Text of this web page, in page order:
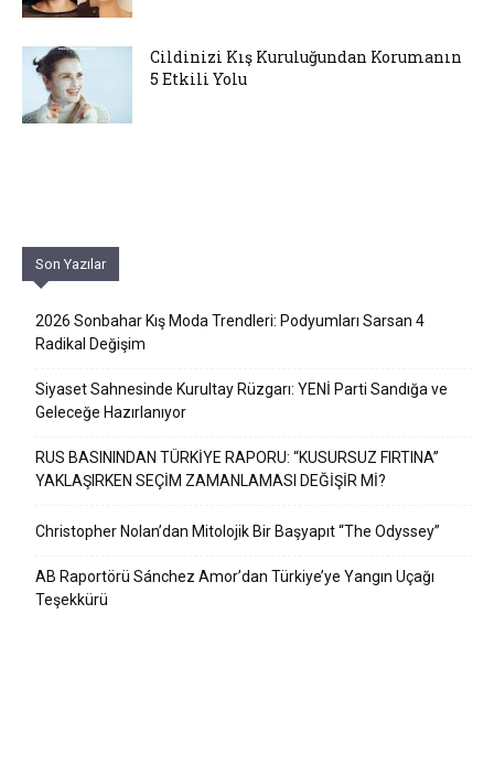
Cildinizi Kış Kuruluğundan Korumanın
5 Etkili Yolu
Son Yazılar
2026 Sonbahar Kış Moda Trendleri: Podyumları Sarsan 4
Radikal Değişim
Siyaset Sahnesinde Kurultay Rüzgarı: YENİ Parti Sandığa ve
Geleceğe Hazırlanıyor
RUS BASININDAN TÜRKİYE RAPORU: “KUSURSUZ FIRTINA”
YAKLAŞIRKEN SEÇİM ZAMANLAMASI DEĞİŞİR Mİ?
Christopher Nolan’dan Mitolojik Bir Başyapıt “The Odyssey”
AB Raportörü Sánchez Amor’dan Türkiye’ye Yangın Uçağı
Teşekkürü